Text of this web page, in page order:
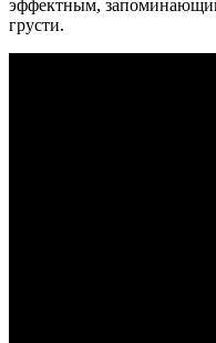
эффектным,
грусти.